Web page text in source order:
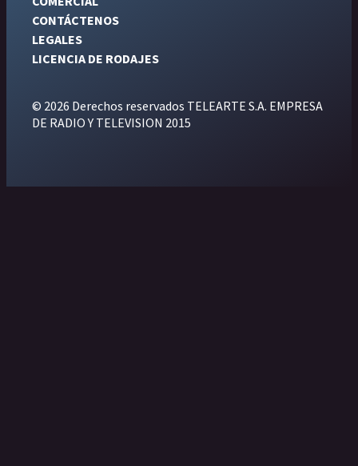
CONTÁCTENOS
LEGALES
LICENCIA DE RODAJES
© 2026 Derechos reservados TELEARTE S.A. EMPRESA
DE RADIO Y TELEVISION 2015